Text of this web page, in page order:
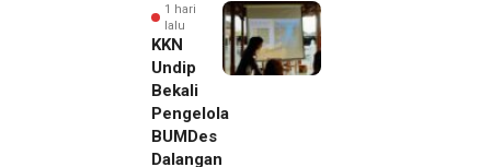
1 hari
lalu
KKN
Undip
Bekali
Pengelola
BUMDes
Dalangan